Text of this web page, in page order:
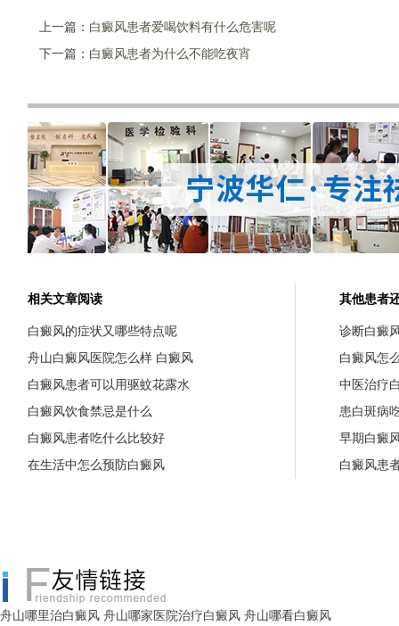
上一篇： 白癜风患者爱喝饮料有什么危害呢
下一篇： 白癜风患者为什么不能吃夜宵
相关文章阅读
白癜风的症状又哪些特点呢
舟山白癜风医院怎么样 白癜风
白癜风患者可以用驱蚊花露水
白癜风饮食禁忌是什么
白癜风患者吃什么比较好
在生活中怎么预防白癜风
其他患者
诊断白癜
白癜风怎
中医治疗
患白斑病
早期白癜
白癜风患
舟山哪里治白癜风 舟山哪家医院治疗白癜风 舟山哪看白癜风